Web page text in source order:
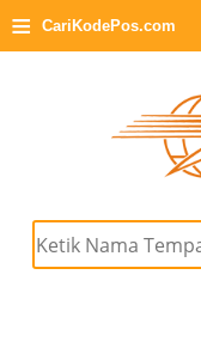
≡ CariKodePos.com